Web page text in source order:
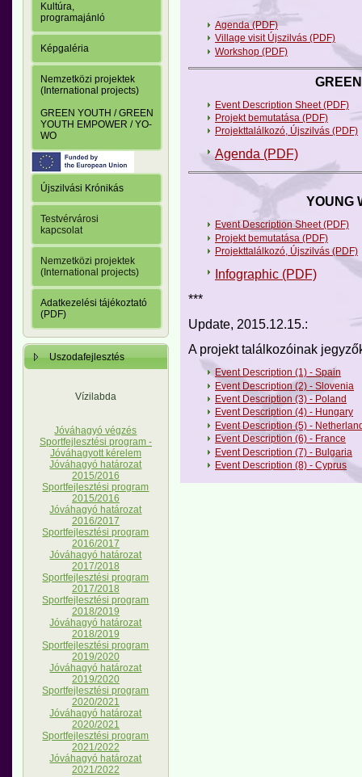
Kultúra,
programajánló
Képgaléria
Nemzetközi projektek
(International projects)
GREEN YOUTH / GREEN
YOUTH EMPOWER / YO-
WO
Újszilvási Krónikás
Testvérvárosi
kapcsolat
Nemzetközi projektek
(International projects)
Adatkezelési tájékoztató
(PDF)
Uszodafejlesztés
Vízilabda
Jóváhagyó végzés
Sportfejlesztési program -
Jóváhagyott kérelem
Jóváhagyó határozat
2015/2016
Sportfejlesztési program
2015/2016
Jóváhagyó határozat
2016/2017
Sportfejlesztési program
2016/2017
Jóváhagyó határozat
2017/2018
Sportfejlesztési program
2017/2018
Sportfejlesztési program
2018/2019
Jóváhagyó határozat
2018/2019
Sportfejlesztési program
2019/2020
Jóváhagyó határozat
2019/2020
Sportfejlesztési program
2020/2021
Jóváhagyó határozat
2020/2021
Sportfejlesztési program
2021/2022
Jóváhagyó határozat
2021/2022
Agenda (PDF)
Village visit Újszilvás (PDF)
Workshop (PDF)
Event Description Sheet (PDF)
Projekt bemutatása (PDF)
Projekttalálkozó, Újszilvás (PDF)
Agenda (PDF)
YOUNG
Event Description Sheet (PDF)
Projekt bemutatása (PDF)
Projekttalálkozó, Újszilvás (PDF)
Infographic (PDF)
***
Update, 2015.12.15.:
A projekt találkozóinak
Event Description (1) - Spain
Event Description (2) - Slovenia
Event Description (3) - Poland
Event Description (4) - Hungary
Event Description (5) -
Event Description (6) - France
Event Description (7) - Bulgaria
Event Description (8) - Cyprus